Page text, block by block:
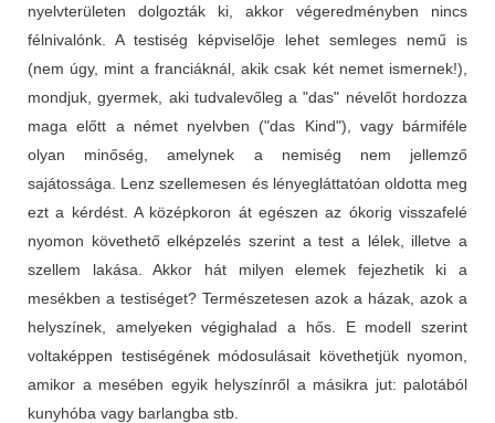
nyelvterületen dolgozták ki, akkor végeredményben nincs
félnivalónk. A testiség képviselője lehet semleges nemű is
(nem úgy, mint a franciáknál, akik csak két nemet ismernek!),
mondjuk, gyermek, aki tudvalevőleg a "das" névelőt hordozza
maga előtt a német nyelvben ("das Kind"), vagy bármiféle
olyan minőség, amelynek a nemiség nem jellemző
sajátossága. Lenz szellemesen és lényegláttatóan oldotta meg
ezt a kérdést. A középkoron át egészen az ókorig visszafelé
nyomon követhető elképzelés szerint a test a lélek, illetve a
szellem lakása. Akkor hát milyen elemek fejezhetik ki a
mesékben a testiséget? Természetesen azok a házak, azok a
helyszínek, amelyeken végighalad a hős. E modell szerint
voltaképpen testiségének módosulásait követhetjük nyomon,
amikor a mesében egyik helyszínről a másikra jut: palotából
kunyhóba vagy barlangba stb.